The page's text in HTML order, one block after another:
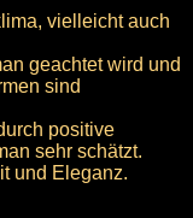
vielleicht auch
geachtet wird und
sind
positive
sehr schätzt.
und Eleganz.